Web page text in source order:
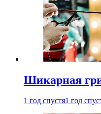
Шикарная
1 год спустя1 год